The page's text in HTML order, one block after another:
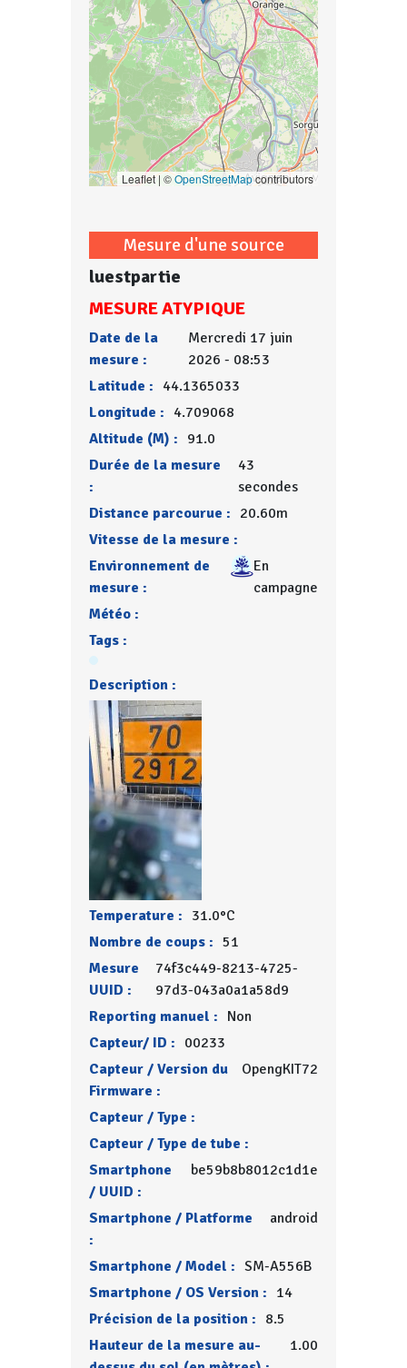
Leaflet | ©OpenStreetMapcontributors
Mesure d'une source
luestpartie
MESURE ATYPIQUE
Date de la
mesure :
Mercredi 17 juin
2026 - 08:53
Latitude : 44.1365033
Longitude : 4.709068
Altitude (M) : 91.0
Durée de la mesure
:
43
secondes
Distance parcourue : 20.60m
Vitesse de la mesure :
Environnement de
mesure :
En
campagne
Météo :
Tags :
Description :
Temperature : 31.0°C
Nombre de coups : 51
Mesure
UUID :
74f3c449-8213-4725-
97d3-043a0a1a58d9
Reporting manuel : Non
Capteur/ ID : 00233
Capteur / Version du
Firmware :
OpengKIT72
Capteur / Type :
Capteur / Type de tube :
Smartphone
/ UUID :
be59b8b8012c1d1e
Smartphone / Platforme
:
android
Smartphone / Model : SM-A556B
Smartphone / OS Version : 14
Précision de la position : 8.5
Hauteur de la mesure au-
1.00